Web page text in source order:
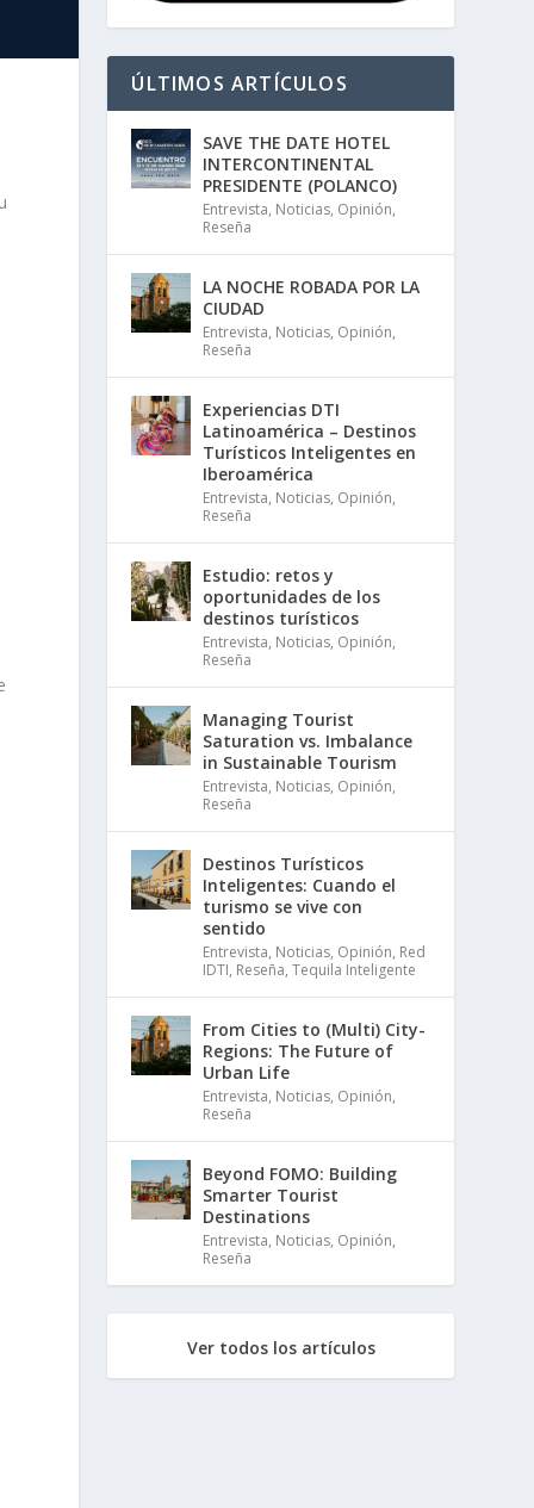
ÚLTIMOS ARTÍCULOS
SAVE THE DATE HOTEL
INTERCONTINENTAL
PRESIDENTE (POLANCO)
Entrevista, Noticias, Opinión,
Reseña
LA NOCHE ROBADA POR LA
CIUDAD
Entrevista, Noticias, Opinión,
Reseña
Experiencias DTI
Latinoamérica – Destinos
Turísticos Inteligentes en
Iberoamérica
Entrevista, Noticias, Opinión,
Reseña
Estudio: retos y
oportunidades de los
destinos turísticos
Entrevista, Noticias, Opinión,
Reseña
Managing Tourist
Saturation vs. Imbalance
in Sustainable Tourism
Entrevista, Noticias, Opinión,
Reseña
Destinos Turísticos
Inteligentes: Cuando el
turismo se vive con
sentido
Entrevista, Noticias, Opinión, Red
IDTI, Reseña,Tequila Inteligente
From Cities to (Multi) City-
Regions: The Future of
Urban Life
Entrevista, Noticias, Opinión,
Reseña
Beyond FOMO: Building
Smarter Tourist
Destinations
Entrevista, Noticias, Opinión,
Reseña
Ver todos los artículos